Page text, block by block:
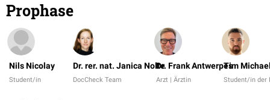
Prophase
Nils Nicolay
Student/in
Dr. rer. nat. Janica Nolte
DocCheck Team
Dr. Frank Antwerpes
Arzt | Ärztin
Tim
Student/in der